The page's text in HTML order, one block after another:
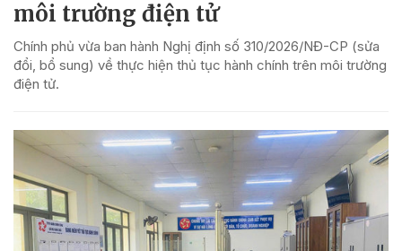
môi trường điện tử
Chính phủ vừa ban hành Nghị định số 310/2026/NĐ-CP (sửa
đổi, bổ sung) về thực hiện thủ tục hành chính trên môi trường
điện tử.